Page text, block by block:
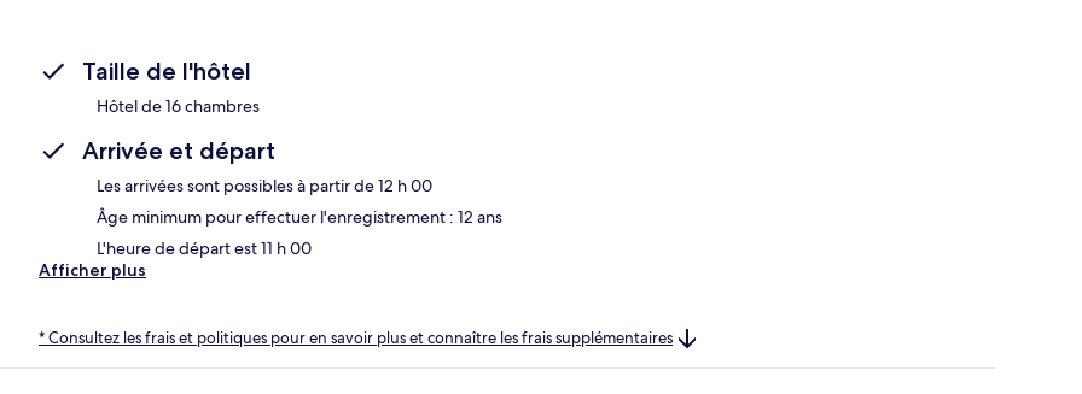
Taille de l'hôtel
Hôtel de 16 chambres
Arrivée et départ
Les arrivées sont possibles à partir de 12 h 00
Âge minimum pour effectuer l'enregistrement : 12 ans
L'heure de départ est 11 h 00
Afficher plus
* Consultez les frais et politiques pour en savoir plus et connaître les frais supplémentaires